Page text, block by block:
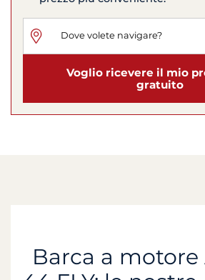
Voglio ricevere il mio
gratuito
Barca a motore